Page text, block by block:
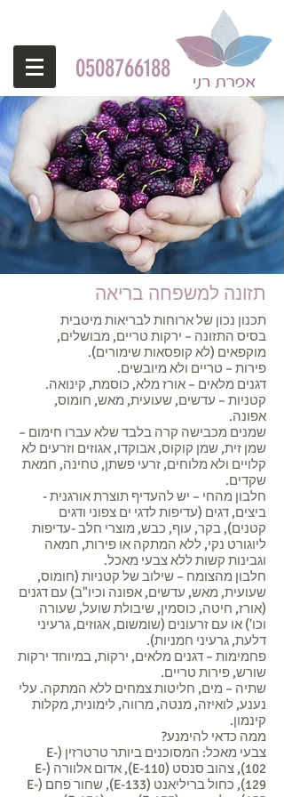
0508766188
תזונה למשפחה בריאה
תכנון נכון של ארוחות לבריאות מיטבית
בסיס התזונה – ירקות טריים, מבושלים,
מוקפאים (לא קופסאות שימורים).
פירות – טריים ולא מיובשים.
דגנים מלאים – אורז מלא, כוסמת, קינואה.
קטניות – עדשים, שעועית, מאש, חומוס,
אפונה.
שמנים מכבישה קרה בלבד שלא עברו חימום –
שמן זית, שמן קוקוס, אבוקדו, אגוזים וזרעים לא
קלויים ולא מלוחים, זרעי פשתן, טחינה, חמאת
שקדים.
חלבון מהחי – יש להעדיף תוצרת אורגנית -
ביצים, דגים (עדיפות לדגי ים צפוני ודגים
קטנים), בקר, עוף, כבש, מוצרי חלב -עדיפות
ליוגורט נקי, ללא המתקה או פירות, חמאה
וגבינות קשות ללא צבעי מאכל.
חלבון מהצומח – שילוב של קטניות (חומוס,
שעועית, מאש, עדשים, אפונה וכיו"ב) עם דגנים
(אורז, חיטה, כוסמין, שיבולת שועל, שעורה
וכו') או עם זרעונים (שומשום, אגוזים, גרעיני
דלעת, גרעיני חמניות).
פחמימות – דגנים מלאים, ירקות, במיוחד ירקות
שורש, פירות טריים.
שתיה – מים, חליטות צמחים ללא המתקה. עלי
נענע, לואיזה, מנטה, מרווה, לימונית, מקלות
קינמון.
ממה כדאי להימנע?
צבעי מאכל: המסוכנים ביותר טרטרזין (E-
102), צהוב סנסט (E-110), אדום אלוורה (E-
129), כחול בריליאנט (E-133), שחור פחם (E-